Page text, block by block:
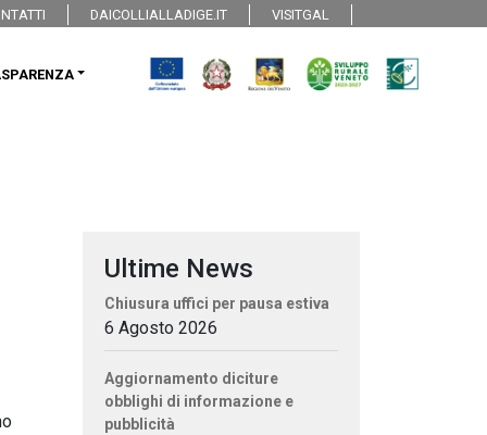
DAICOLLIALLADIGE.IT VISITGAL
Ultime News
Chiusura uffici per pausa estiva
6 Agosto 2026
Aggiornamento diciture
obblighi di informazione e
pubblicità